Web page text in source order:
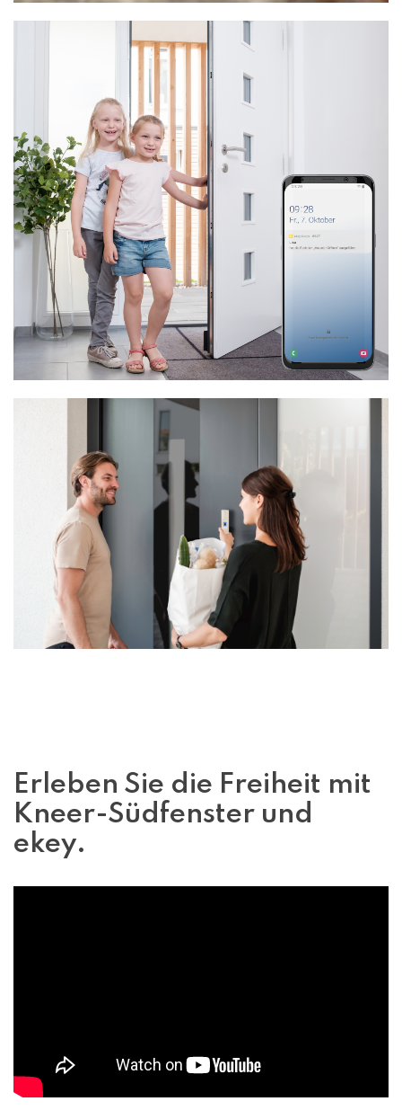
Erleben Sie die Freiheit mit
Kneer-Südfenster und
ekey.